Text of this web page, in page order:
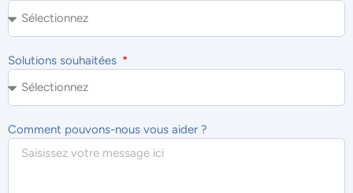
Solutions souhaitées
Comment pouvons-nous vous aider ?